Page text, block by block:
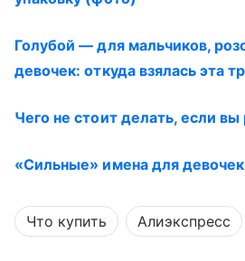
Голубой — для мальчиков,
девочек: откуда взялась эта
Чего не стоит делать, если вы
«Сильные» имена для девочек
Что купить Алиэкспресс